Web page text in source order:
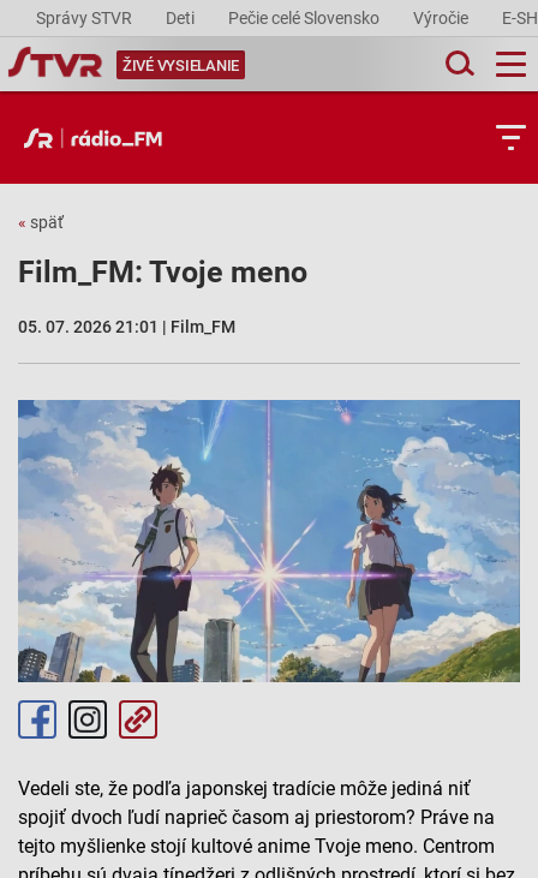
Správy STVR Deti Pečie celé Slovensko Výročie E-
ŽIVÉ VYSIELANIE
« späť
Film_FM: Tvoje meno
05. 07. 2026 21:01 | Film_FM
Vedeli ste, že podľa japonskej tradície môže jediná niť
spojiť dvoch ľudí naprieč časom aj priestorom? Práve na
tejto myšlienke stojí kultové anime Tvoje meno. Centrom